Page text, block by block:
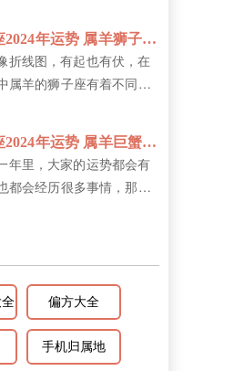
属羊狮子座2024年运势 属羊狮子座的性格特征
折线图，有起也有伏，在
属羊的狮子座有着不同的
属羊巨蟹座2024年运势 属羊巨蟹座的性格特征
年里，大家的运势都会有
都会经历很多事情，那么
偏方大全
手机归属地